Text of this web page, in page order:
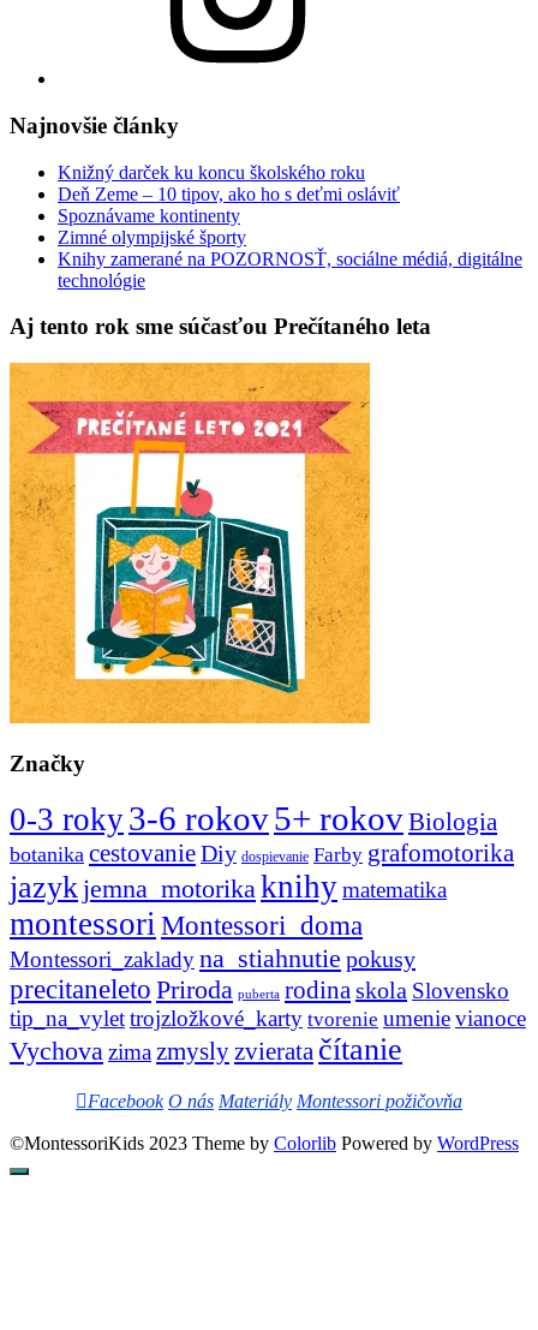
Najnovšie články
Knižný darček ku koncu školského roku
Deň Zeme – 10 tipov, ako ho s deťmi osláviť
Spoznávame kontinenty
Zimné olympijské športy
Knihy zamerané na POZORNOSŤ, sociálne médiá, digitálne
technológie
Aj tento rok sme súčasťou Prečítaného leta
Značky
0-3 roky3-6 rokov5+ rokovBiologia
botanika cestovanieDiy dospievanie Farby grafomotorika
jazykjemna_motorikaknihymatematika
montessoriMontessori_doma
Montessori_zakladyna_stiahnutie pokusy
precitaneleto Priroda puberta rodinaskola Slovensko
tip_na_vylettrojzložkové_karty tvorenie umenievianoce
Vychovazimazmysly zvierata čítanie
Facebook O nás Materiály Montessori požičovňa
©MontessoriKids 2023 Theme by Colorlib Powered by WordPress